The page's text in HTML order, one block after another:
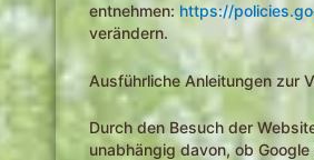
entnehmen: https://
verändern.
Ausführliche Anleitungen zur
Durch den Besuch der
unabhängig davon, ob